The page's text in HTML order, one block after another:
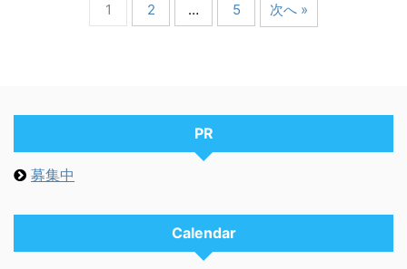
1 2 … 5 次へ »
PR
募集中
Calendar